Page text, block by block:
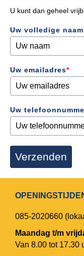
U kunt dan geheel
Uw volledige naam
Uw emailadres*
Uw
Verzenden
085-2020660
Maandag t/m
Van 8.00 tot 17.30